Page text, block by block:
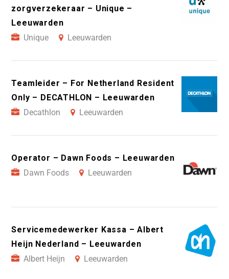
zorgverzekeraar – Unique –
Leeuwarden
Unique
Leeuwarden
Teamleider – For Netherland Resident
Only – DECATHLON – Leeuwarden
Decathlon
Leeuwarden
Operator – Dawn Foods – Leeuwarden
Dawn Foods
Leeuwarden
Servicemedewerker Kassa – Albert
Heijn Nederland – Leeuwarden
Albert Heijn
Leeuwarden